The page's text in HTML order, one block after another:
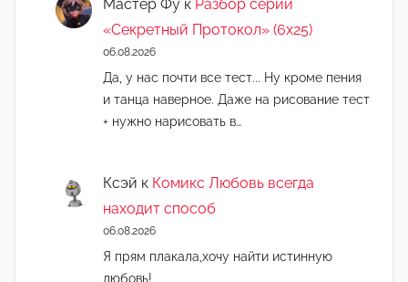
Мастер Фу к Разбор серии
«Секретный Протокол» (6х25)
06.08.2026
Да, у нас почти все тест... Ну кроме пения
и танца наверное. Даже на рисование тест
+ нужно нарисовать в…
Ксэй к Комикс Любовь всегда
находит способ
06.08.2026
Я прям плакала,хочу найти истинную
любовь!